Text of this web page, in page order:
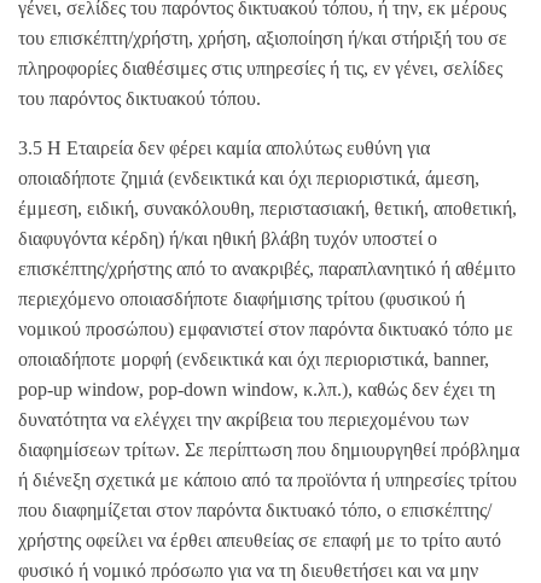
γένει, σελίδες του παρόντος δικτυακού τόπου, ή την, εκ μέρους
του επισκέπτη/χρήστη, χρήση, αξιοποίηση ή/και στήριξή του σε
πληροφορίες διαθέσιμες στις υπηρεσίες ή τις, εν γένει, σελίδες
του παρόντος δικτυακού τόπου.
3.5 Η Εταιρεία δεν φέρει καμία απολύτως ευθύνη για
οποιαδήποτε ζημιά (ενδεικτικά και όχι περιοριστικά, άμεση,
έμμεση, ειδική, συνακόλουθη, περιστασιακή, θετική, αποθετική,
διαφυγόντα κέρδη) ή/και ηθική βλάβη τυχόν υποστεί ο
επισκέπτης/χρήστης από το ανακριβές, παραπλανητικό ή αθέμιτο
περιεχόμενο οποιασδήποτε διαφήμισης τρίτου (φυσικού ή
νομικού προσώπου) εμφανιστεί στον παρόντα δικτυακό τόπο με
οποιαδήποτε μορφή (ενδεικτικά και όχι περιοριστικά, banner,
pop-up window, pop-down window, κ.λπ.), καθώς δεν έχει τη
δυνατότητα να ελέγχει την ακρίβεια του περιεχομένου των
διαφημίσεων τρίτων. Σε περίπτωση που δημιουργηθεί πρόβλημα
ή διένεξη σχετικά με κάποιο από τα προϊόντα ή υπηρεσίες τρίτου
που διαφημίζεται στον παρόντα δικτυακό τόπο, ο επισκέπτης/
χρήστης οφείλει να έρθει απευθείας σε επαφή με το τρίτο αυτό
φυσικό ή νομικό πρόσωπο για να τη διευθετήσει και να μην